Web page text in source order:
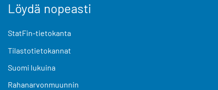
Löydä nopeasti
StatFin-tietokanta
Tilastotietokannat
Suomi lukuina
Rahanarvonmuunnin